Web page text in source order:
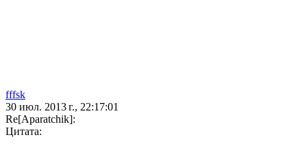
fffsk
30 июл. 2013 г., 22:17:01
Re[Aparatchik]:
Цитата: